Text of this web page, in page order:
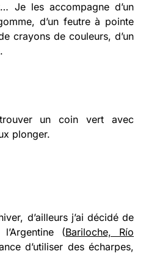
Je les accompagne d’un
d’un feutre à pointe
crayons de couleurs, d’un
un coin vert avec
plonger.
d’ailleurs j’ai décidé de
(Bariloche, Río
d’utiliser des écharpes,